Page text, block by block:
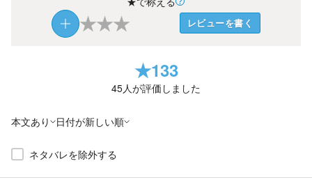
★★★ レビューを書く
★133
45人が評価しました
本文あり 日付が新しい順
ネタバレを除外する